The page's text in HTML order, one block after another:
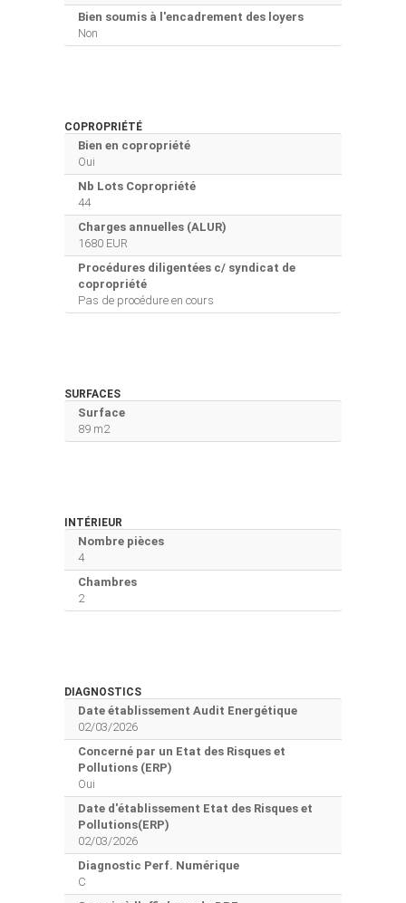
Bien soumis à l'encadrement des loyers
Non
COPROPRIÉTÉ
Bien en copropriété
Oui
Nb Lots Copropriété
44
Charges annuelles (ALUR)
1680 EUR
Procédures diligentées c/ syndicat de
copropriété
Pas de procédure en cours
SURFACES
Surface
89 m2
INTÉRIEUR
Nombre pièces
4
Chambres
2
DIAGNOSTICS
Date établissement Audit Energétique
02/03/2026
Concerné par un Etat des Risques et
Pollutions (ERP)
Oui
Date d'établissement Etat des Risques et
Pollutions(ERP)
02/03/2026
Diagnostic Perf. Numérique
C